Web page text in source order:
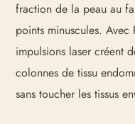
fraction de la peau au
points minuscules. Avec
impulsions laser créent
colonnes de tissu
sans toucher les tissus